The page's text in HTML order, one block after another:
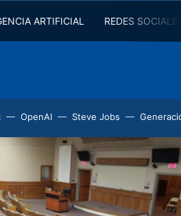
ARTIFICIAL REDES
OpenAI Steve Jobs